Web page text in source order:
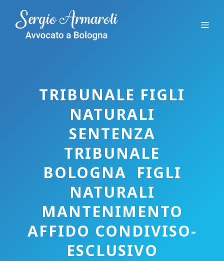
contenuto
TRIBUNALE FIGLI
NATURALI
SENTENZA
TRIBUNALE
BOLOGNA FIGLI
NATURALI
MANTENIMENTO
AFFIDO CONDIVISO-
ESCLUSIVO